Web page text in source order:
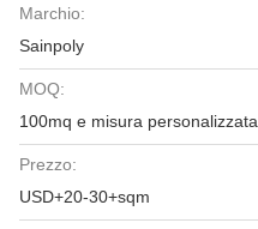
Marchio:
Sainpoly
MOQ:
100mq e misura personalizzata
Prezzo:
USD+20-30+sqm